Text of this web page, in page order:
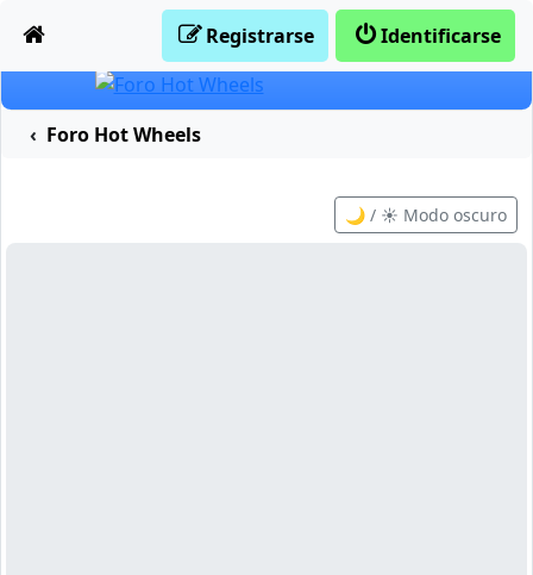
Identificarse
Registrarse
Foro Hot Wheels
🌙 / ☀️ Modo oscuro